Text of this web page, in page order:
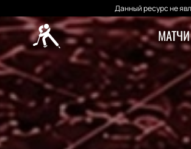
Данный ресурс не